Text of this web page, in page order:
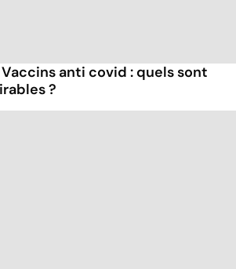
Vaccins anti covid : quels sont
?